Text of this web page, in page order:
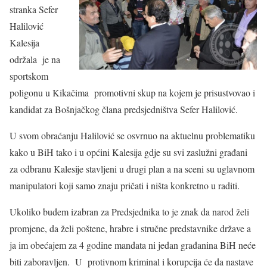
stranka Sefer
Halilović
Kalesija
održala je na
sportskom
poligonu u Kikačima promotivni skup na kojem je prisustvovao i
kandidat za Bošnjačkog člana predsjedništva Sefer Halilović.
U svom obraćanju Halilović se osvrnuo na aktuelnu problematiku
kako u BiH tako i u općini Kalesija gdje su svi zaslužni građani
za odbranu Kalesije stavljeni u drugi plan a na sceni su uglavnom
manipulatori koji samo znaju pričati i ništa konkretno u raditi.
Ukoliko budem izabran za Predsjednika to je znak da narod želi
promjene, da želi poštene, hrabre i stručne predstavnike države a
ja im obećajem za 4 godine mandata ni jedan građanina BiH neće
biti zaboravljen. U protivnom kriminal i korupcija će da nastave